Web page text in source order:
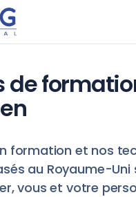
de
formation et nos
au Royaume-Uni
vous et votre